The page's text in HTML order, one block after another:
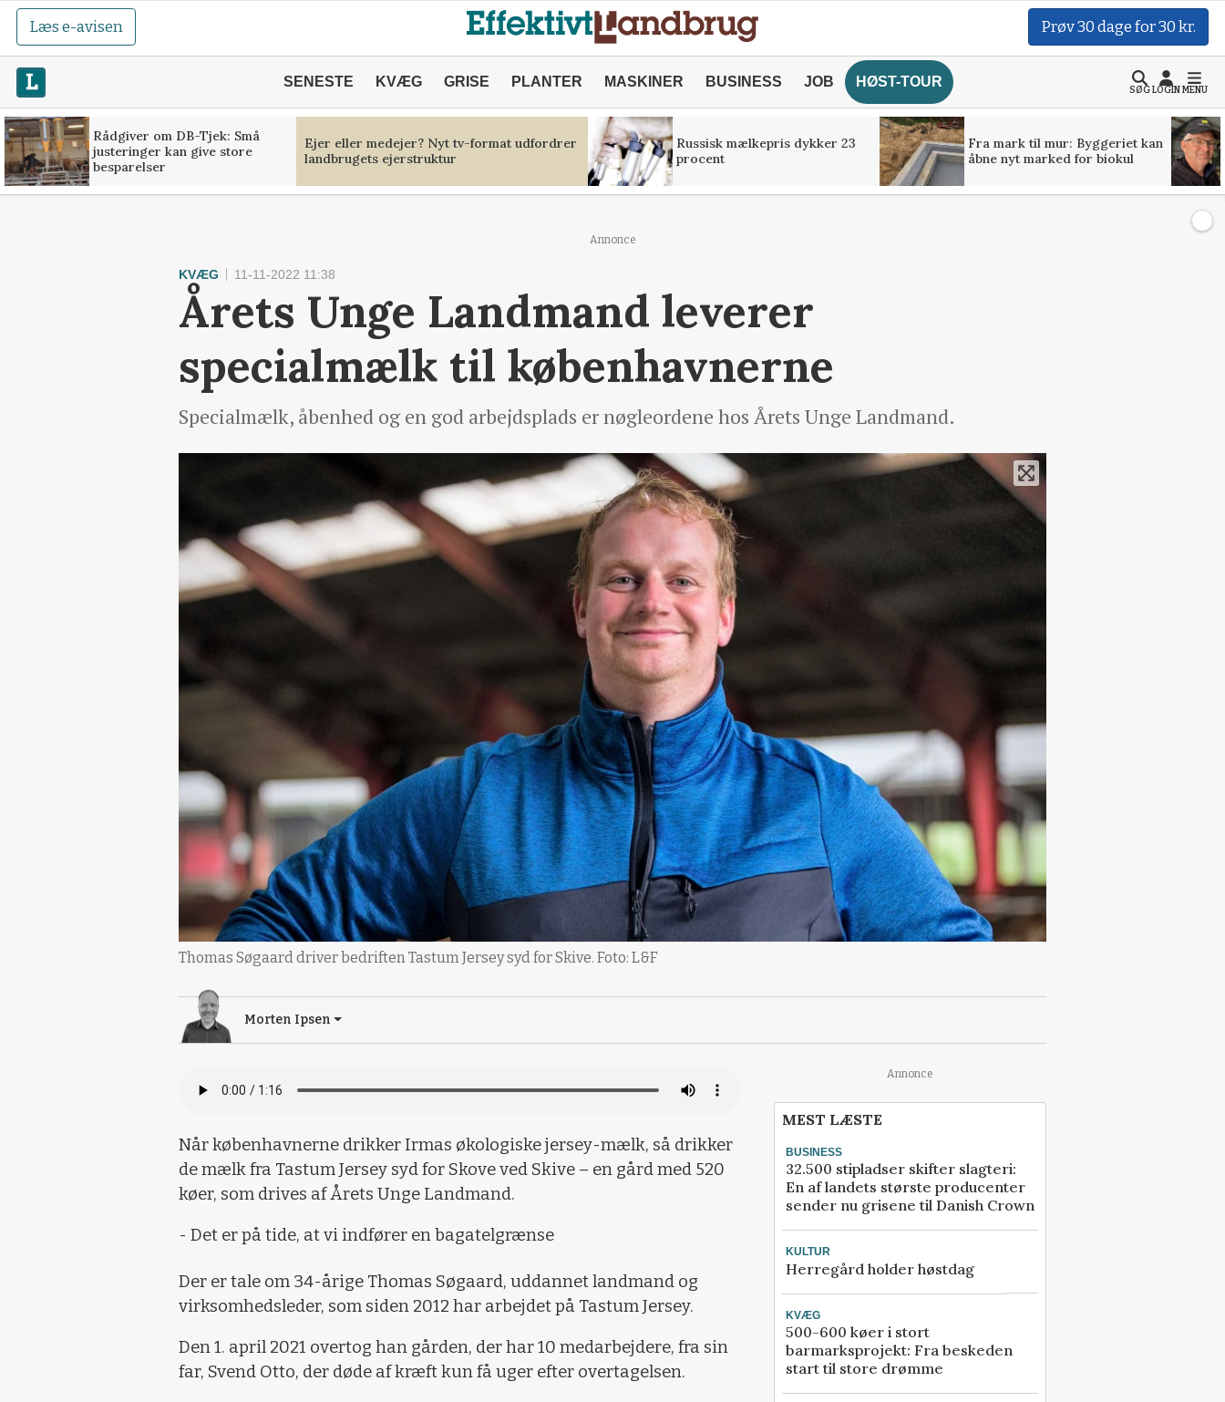
Læs e-avisen Prøv 30 dage for 30 kr.
SENESTE KVÆG GRISE PLANTER MASKINER BUSINESS JOB HØST-TOUR
SØGLOGINMENU
Rådgiver om DB-Tjek: Små
justeringer kan give store
besparelser
Ejer eller medejer? Nyt tv-format udfordrer
landbrugets ejerstruktur
Russisk mælkepris dykker 23
procent
Fra mark til mur: Byggeriet kan
åbne nyt marked for biokul
Annonce
KVÆG 11-11-2022 11:38
Årets Unge Landmand leverer
specialmælk til københavnerne
Specialmælk, åbenhed og en god arbejdsplads er nøgleordene hos Årets Unge Landmand.
Thomas Søgaard driver bedriften Tastum Jersey syd for Skive. Foto: L&F
Morten Ipsen
Når københavnerne drikker Irmas økologiske jersey-mælk, så drikker
de mælk fra Tastum Jersey syd for Skove ved Skive – en gård med 520
køer, som drives af Årets Unge Landmand.
- Det er på tide, at vi indfører en bagatelgrænse
Der er tale om 34-årige Thomas Søgaard, uddannet landmand og
virksomhedsleder, som siden 2012 har arbejdet på Tastum Jersey.
Den 1. april 2021 overtog han gården, der har 10 medarbejdere, fra sin
far, Svend Otto, der døde af kræft kun få uger efter overtagelsen.
Annonce
MEST LÆSTE
BUSINESS
32.500 stipladser skifter slagteri:
En af landets største producenter
sender nu grisene til Danish Crown
KULTUR
Herregård holder høstdag
KVÆG
500-600 køer i stort
barmarksprojekt: Fra beskeden
start til store drømme